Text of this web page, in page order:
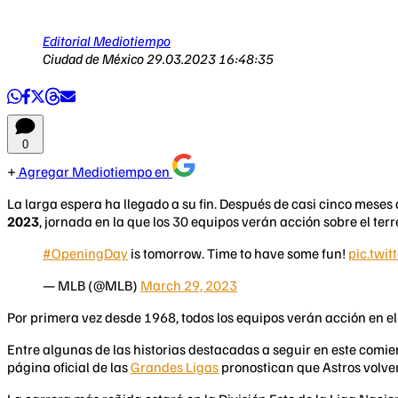
Editorial Mediotiempo
Ciudad de México29.03.2023 16:48:35
0
Agregar Mediotiempo en
La larga espera ha llegado a su fin. Después de casi cinco
2023, jornada en la que los 30 equipos verán acción sobre el
#OpeningDay is tomorrow. Time to have some fun!
— MLB (@MLB) March 29, 2023
Por primera vez desde 1968, todos los equipos verán acción en
Entre algunas de las historias destacadas a seguir en este
página oficial de lasGrandes Ligas pronostican que Astros